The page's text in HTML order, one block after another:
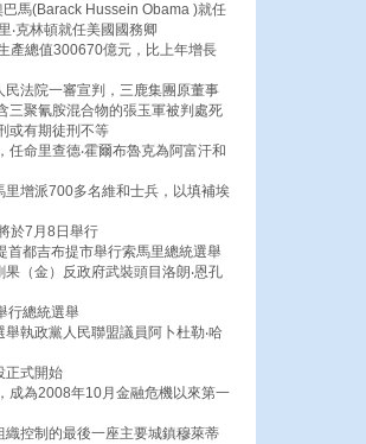
馬(Barack Hussein Obama )就任
‧克林頓就任美國國務卿
產總值300670億元，比上年增長
法院一審宣判，三鹿集團原董事
三聚氰胺混合物的張玉軍被判處死
或有期徒刑不等
命里查德‧霍爾布魯克為阿富汗和
增派700多名維和士兵，以填補埃
於7月8日舉行
都吉布提市舉行索馬里總統選舉
（金）反政府武裝頭目洛朗‧恩孔
行總統選舉
執政黨人民聯盟議員阿卜杜勒‧哈
正式開始
成為2008年10月金融危機以來第一
控制的最後一座主要城鎮穆萊蒂